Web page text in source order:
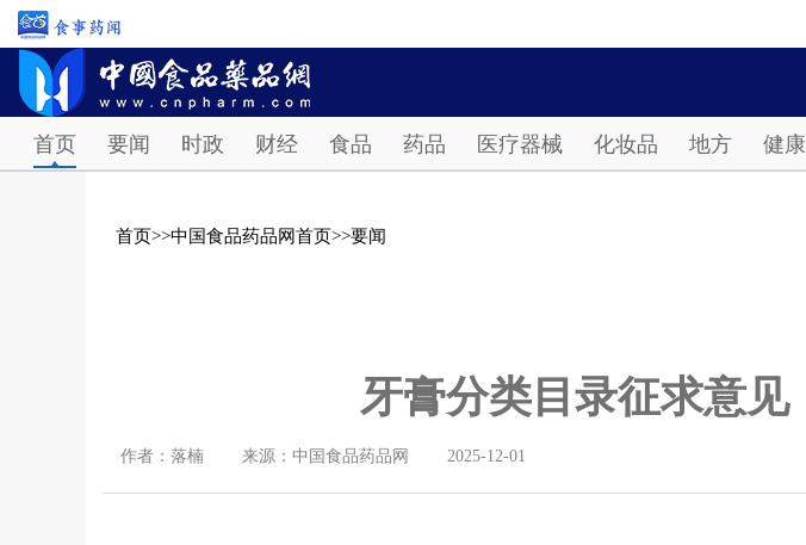
首页 要闻 时政 财经 食品 药品 医疗器械 化妆品 地方 健康
首页>>中国食品药品网首页>>要闻
牙膏分类目录征求意见
作者：落楠 来源：中国食品药品网 2025-12-01